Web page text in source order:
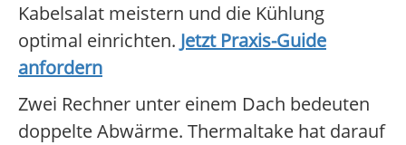
Kabelsalat meistern und die Kühlung
optimal einrichten. Jetzt Praxis-Guide
anfordern
Zwei Rechner unter einem Dach bedeuten
doppelte Abwärme. Thermaltake hat darauf